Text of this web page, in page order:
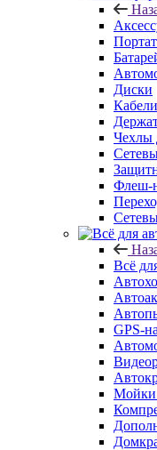
Диски
Кабели
Чехлы
Флеш-
Всё
GPS-
Мойки